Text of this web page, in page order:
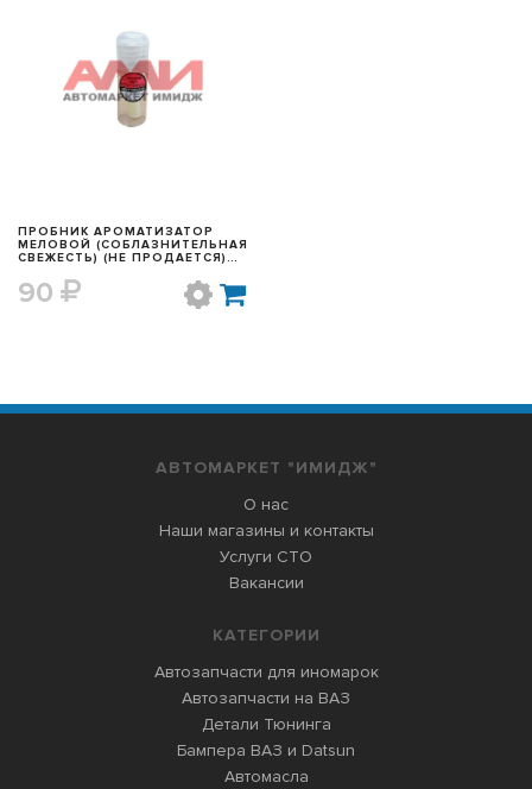
БЫСТРЫЙ ПРОСМОТР
ПРОБНИК АРОМАТИЗАТОР
МЕЛОВОЙ (СОБЛАЗНИТЕЛЬНАЯ
СВЕЖЕСТЬ) (НЕ ПРОДАЕТСЯ)
90
АВТОМАРКЕТ "ИМИДЖ"
О нас
Наши магазины и контакты
Услуги СТО
Вакансии
КАТЕГОРИИ
Автозапчасти для иномарок
Автозапчасти на ВАЗ
Детали Тюнинга
Бампера ВАЗ и Datsun
Автомасла